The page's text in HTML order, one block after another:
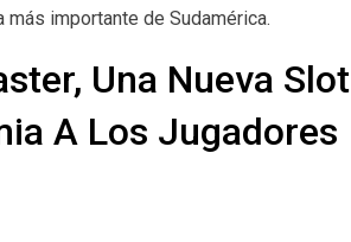
importante de Sudamérica.
Una Nueva Slot
A Los Jugadores